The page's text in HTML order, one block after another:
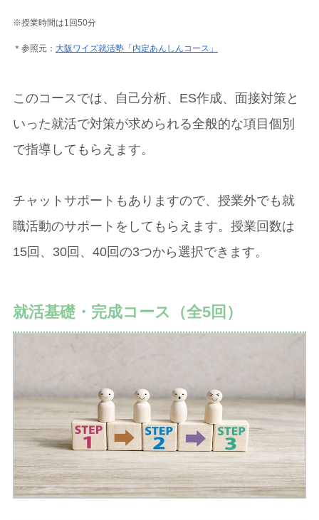
※授業時間は1回50分
＊参照元： 大阪ワイズ就活塾「内定あんしんコース」
このコースでは、自己分析、ES作成、面接対策と
いった就活で対策が求められる全般的な項目個別
で指導してもらえます。
チャットサポートもありますので、授業外でも就
職活動のサポートをしてもらえます。授業回数は
15回、30回、40回の3つから選択できます。
就活基礎・完成コース（全5回）